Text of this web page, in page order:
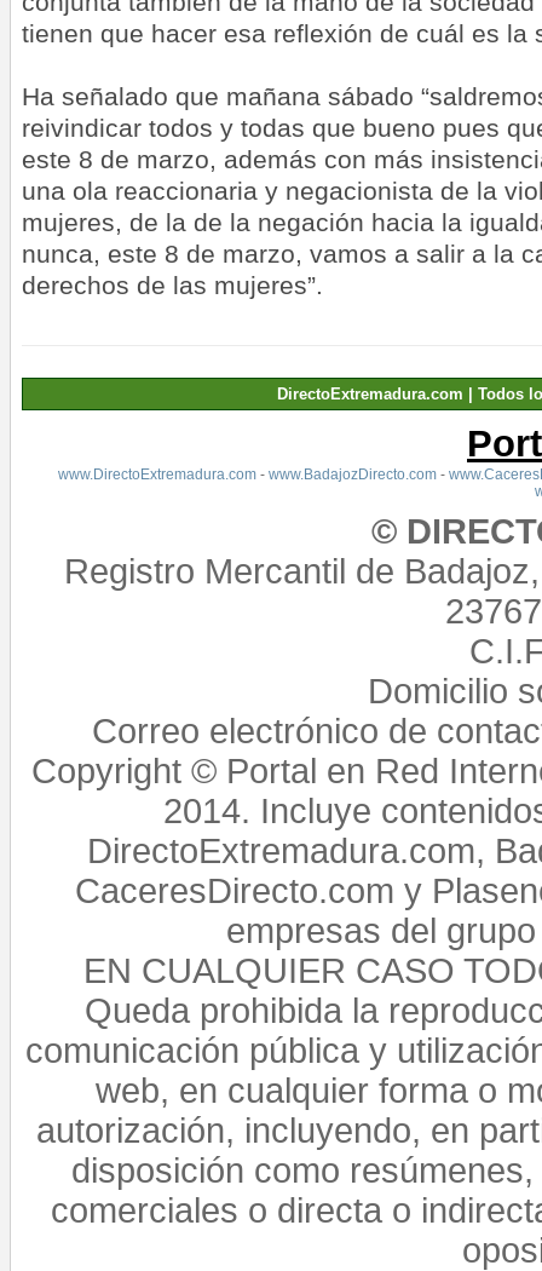
tienen que hacer esa reflexión de cuál es la
Ha señalado que mañana sábado
reivindicar todos y todas que bueno pues
este 8 de marzo, además con más
una ola reaccionaria y negacionista de la
mujeres, de la de la negación hacia la
nunca, este 8 de marzo, vamos a salir a la
derechos de las mujeres”.
DirectoExtremadura.com | Todos
www.DirectoExtremadura.com- www.BadajozDirecto.com-
©
Registro Mercantil de
Domicilio
Correo electrónico de
Copyright © Portal en Red
2014. Incluye
DirectoExtremadura.com,
CaceresDirecto.com y
empresas del
EN CUALQUIER CASO
Queda prohibida la
comunicación pública y
web, en cualquier forma o
autorización, incluyendo, en
disposición como
comerciales o directa o